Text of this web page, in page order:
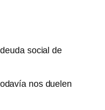
social de
nos duelen